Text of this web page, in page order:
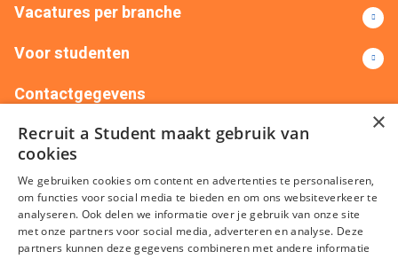
Vacatures per branche
Voor studenten
Contactgegevens
+31(0)88 522 00 76
info@recruitastudent.nl
Alle vestigingen
×
Recruit a Student maakt gebruik van
cookies
We gebruiken cookies om content en advertenties te personaliseren,
om functies voor social media te bieden en om ons websiteverkeer te
analyseren. Ook delen we informatie over je gebruik van onze site
met onze partners voor social media, adverteren en analyse. Deze
partners kunnen deze gegevens combineren met andere informatie